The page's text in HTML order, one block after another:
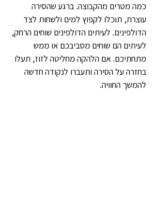
כמה מטרים מהקבוצה. ברגע שהסירה
עוצרת, תוכלו לקפוץ למים ולשחות לצד
הדולפינים. לעיתים הדולפינים שוחים הרחק,
לעיתים הם שוחים מסביבכם או ממש
מתחתיכם. אם הלהקה מחליטה לזוז, תעלו
בחזרה על הסירה ותעברו לנקודה חדשה
להמשך החוויה.